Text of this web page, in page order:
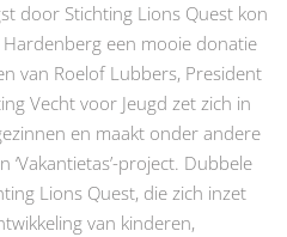
door Stichting Lions Quest kon
een mooie donatie
van Roelof Lubbers, President
Vecht voor Jeugd zet zich in
en maakt onder andere
project. Dubbele
Lions Quest, die zich inzet
van kinderen,